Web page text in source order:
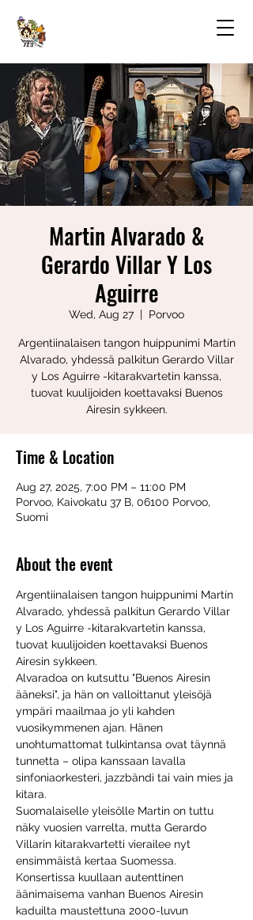
Martin Alvarado &
Gerardo Villar Y Los
Aguirre
Wed, Aug 27
  |
Porvoo
Argentiinalaisen tangon huippunimi Martín
Alvarado, yhdessä palkitun Gerardo Villar
y Los Aguirre -kitarakvartetin kanssa,
tuovat kuulijoiden koettavaksi Buenos
Time & Location
Aug 27, 2025, 7:00 PM – 11:00 PM
Porvoo, Kaivokatu 37 B, 06100 Porvoo,
Suomi
About the event
Argentiinalaisen tangon huippunimi Martín
Alvarado, yhdessä palkitun Gerardo Villar
y Los Aguirre -kitarakvartetin kanssa,
tuovat kuulijoiden koettavaksi Buenos
Airesin sykkeen.
Alvaradoa on kutsuttu "Buenos Airesin
ääneksi", ja hän on valloittanut yleisöjä
ympäri maailmaa jo yli kahden
vuosikymmenen ajan. Hänen
unohtumattomat tulkintansa ovat täynnä
tunnetta – olipa kanssaan lavalla
sinfoniaorkesteri, jazzbändi tai vain mies ja
kitara.
Suomalaiselle yleisölle Martin on tuttu
näky vuosien varrelta, mutta Gerardo
Villarin kitarakvartetti vierailee nyt
ensimmäistä kertaa Suomessa.
Konsertissa kuullaan autenttinen
äänimaisema vanhan Buenos Airesin
kaduilta maustettuna 2000-luvun